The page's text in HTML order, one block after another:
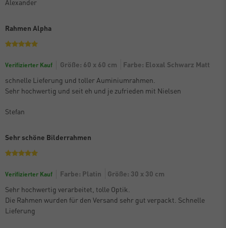
Alexander
Rahmen Alpha
Verifizierter Kauf Größe: 60 x 60 cm
Farbe: Eloxal Schwarz Matt
schnelle Lieferung und toller Auminiumrahmen.
Sehr hochwertig und seit eh und je zufrieden mit Nielsen
Stefan
Sehr schöne Bilderrahmen
Verifizierter Kauf Farbe: Platin
Größe: 30 x 30 cm
Sehr hochwertig verarbeitet, tolle Optik.
Die Rahmen wurden für den Versand sehr gut verpackt. Schnelle
Lieferung